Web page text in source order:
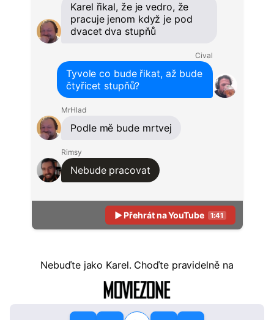
Karel řikal, že je vedro, že
pracuje jenom když je pod
dvacet dva stupňů
Cival
Tyvole co bude řikat, až bude
čtyřicet stupňů?
MrHlad
Podle mě bude mrtvej
Rimsy
Nebude pracovat
▶ Přehrát na YouTube 1:41
Nebuďtejako Karel. Choďte pravidelně na